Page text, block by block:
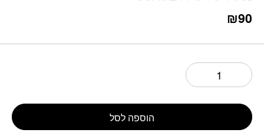
₪90
הוספה לסל